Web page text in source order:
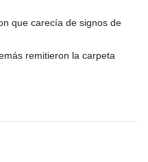
que carecía de signos de
remitieron la carpeta